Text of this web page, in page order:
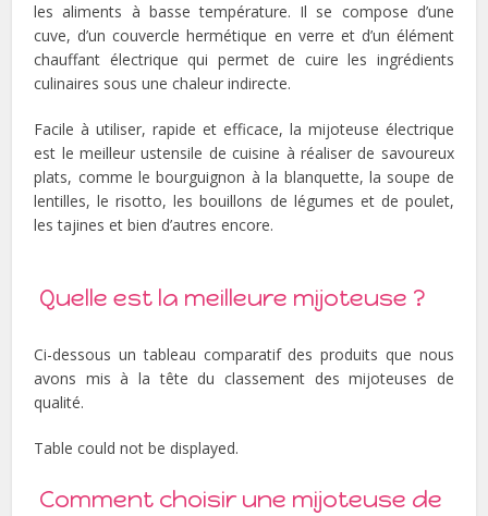
les aliments à basse température. Il se compose d’une
cuve, d’un couvercle hermétique en verre et d’un élément
chauffant électrique qui permet de cuire les ingrédients
culinaires sous une chaleur indirecte.
Facile à utiliser, rapide et efficace, la mijoteuse électrique
est le meilleur ustensile de cuisine à réaliser de savoureux
plats, comme le bourguignon à la blanquette, la soupe de
lentilles, le risotto, les bouillons de légumes et de poulet,
les tajines et bien d’autres encore.
Quelle est la meilleure mijoteuse ?
Ci-dessous un tableau comparatif des produits que nous
avons mis à la tête du classement des mijoteuses de
qualité.
Table could not be displayed.
Comment choisir une mijoteuse de